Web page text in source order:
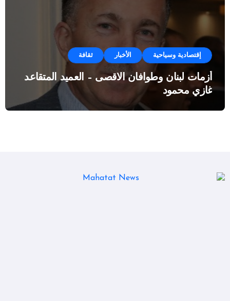
إقتصادية وسياحية الأخبار ثقافة
أزمات لبنان وطوافان الاقصى – العميد المتقاعد
غازي محمود